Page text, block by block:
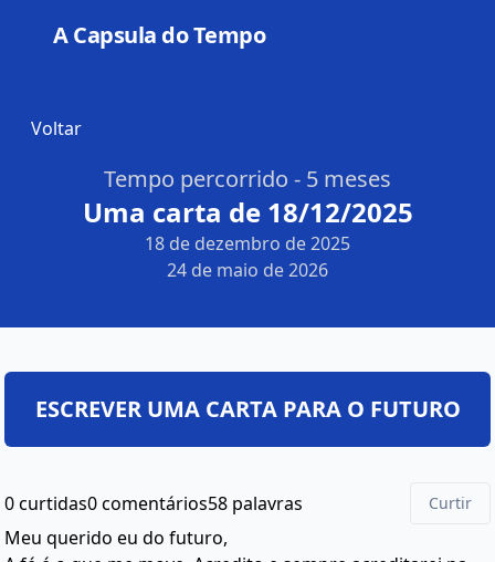
A Capsula do Tempo
Voltar
Tempo percorrido - 5 meses
Uma carta de 18/12/2025
18 de dezembro de 2025
24 de maio de 2026
0 curtidas0 comentários58 palavras Curtir
Meu querido eu do futuro,
ESCREVER UMA CARTA PARA O FUTURO